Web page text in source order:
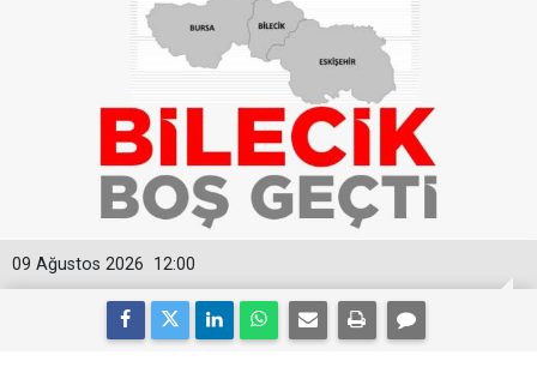
12:00
09 Ağustos 2026